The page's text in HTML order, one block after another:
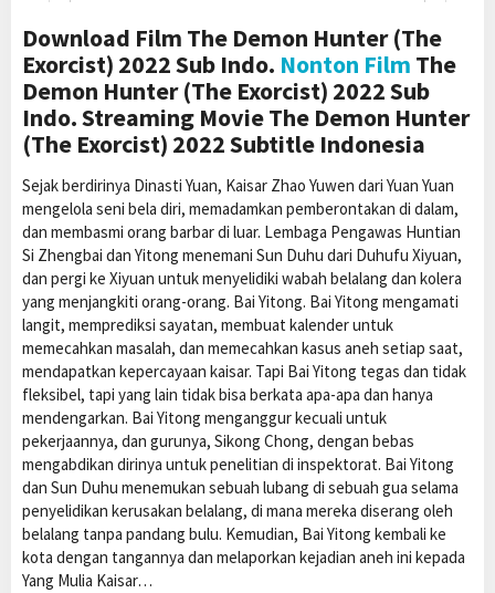
Download Film The Demon Hunter (The
Exorcist) 2022 Sub Indo. Nonton Film The
Demon Hunter (The Exorcist) 2022 Sub
Indo. Streaming Movie The Demon Hunter
(The Exorcist) 2022 Subtitle Indonesia
Sejak berdirinya Dinasti Yuan, Kaisar Zhao Yuwen dari Yuan Yuan
mengelola seni bela diri, memadamkan pemberontakan di dalam,
dan membasmi orang barbar di luar. Lembaga Pengawas Huntian
Si Zhengbai dan Yitong menemani Sun Duhu dari Duhufu Xiyuan,
dan pergi ke Xiyuan untuk menyelidiki wabah belalang dan kolera
yang menjangkiti orang-orang. Bai Yitong. Bai Yitong mengamati
langit, memprediksi sayatan, membuat kalender untuk
memecahkan masalah, dan memecahkan kasus aneh setiap saat,
mendapatkan kepercayaan kaisar. Tapi Bai Yitong tegas dan tidak
fleksibel, tapi yang lain tidak bisa berkata apa-apa dan hanya
mendengarkan. Bai Yitong menganggur kecuali untuk
pekerjaannya, dan gurunya, Sikong Chong, dengan bebas
mengabdikan dirinya untuk penelitian di inspektorat. Bai Yitong
dan Sun Duhu menemukan sebuah lubang di sebuah gua selama
penyelidikan kerusakan belalang, di mana mereka diserang oleh
belalang tanpa pandang bulu. Kemudian, Bai Yitong kembali ke
kota dengan tangannya dan melaporkan kejadian aneh ini kepada
Yang Mulia Kaisar…